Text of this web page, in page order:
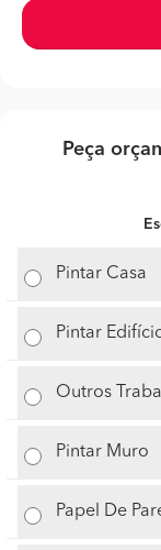
Peça
Pintar Casa
Pintar
Outros
Pintar Muro
Papel De